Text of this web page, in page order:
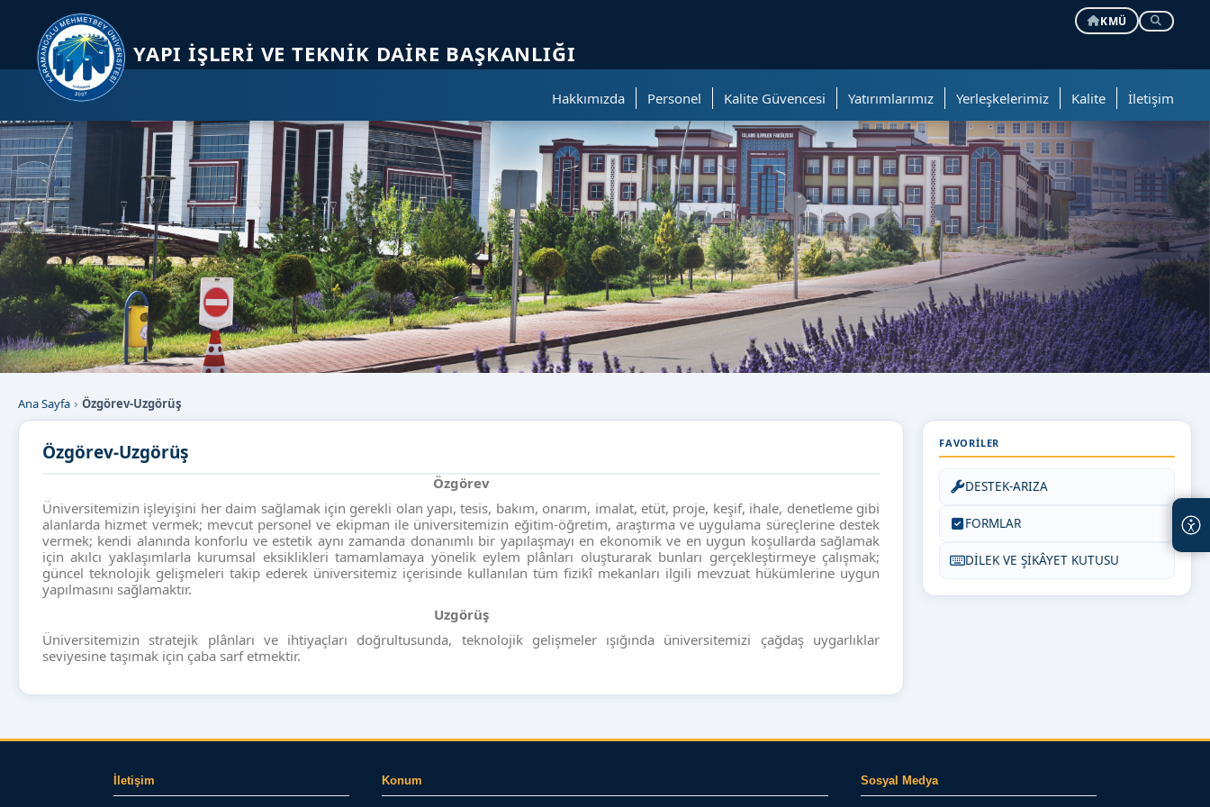
KMÜ
YAPI İŞLERI VE TEKNIK DAIRE BAŞKANLIĞI
Hakkımızda Personel Kalite Güvencesi Yatırımlarımız Yerleşkelerimiz Kalite İletişim
Ana Sayfa Özgörev-Uzgörüş
Özgörev-Uzgörüş
Özgörev
Üniversitemizin işleyişini her daim sağlamak için gerekli olan yapı, tesis, bakım, onarım, imalat, etüt, proje, keşif, ihale, denetleme gibi
alanlarda hizmet vermek; mevcut personel ve ekipman ile üniversitemizin eğitim-öğretim, araştırma ve uygulama süreçlerine destek
vermek; kendi alanında konforlu ve estetik aynı zamanda donanımlı bir yapılaşmayı en ekonomik ve en uygun koşullarda sağlamak
için akılcı yaklaşımlarla kurumsal eksiklikleri tamamlamaya yönelik eylem plânları oluşturarak bunları gerçekleştirmeye çalışmak;
güncel teknolojik gelişmeleri takip ederek üniversitemiz içerisinde kullanılan tüm fizikî mekanları ilgili mevzuat hükümlerine uygun
yapılmasını sağlamaktır.
Uzgörüş
Üniversitemizin stratejik plânları ve ihtiyaçları doğrultusunda, teknolojik gelişmeler ışığında üniversitemizi çağdaş uygarlıklar
seviyesine taşımak için çaba sarf etmektir.
FAVORILER
DESTEK-ARIZA
FORMLAR
DİLEK VE ŞİKÂYET KUTUSU
İletişim Konum Sosyal Medya